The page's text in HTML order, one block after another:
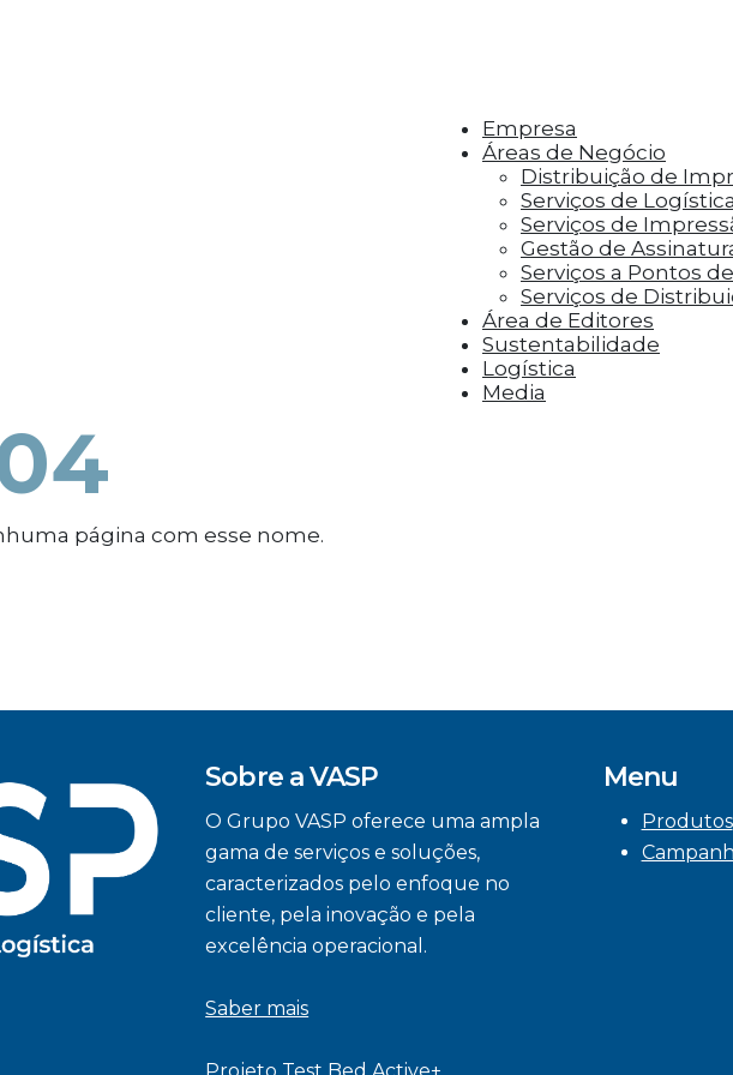
para entregar aos visitantes anúncios personalizados com base
Empresa
Áreas de Negócio
Distribuição de
Serviços de
Serviços de
Gestão de
Serviços a Pontos
Serviços de
Área de Editores
Sustentabilidade
Logística
Media
página com esse nome.
Sobre a VASP
O Grupo VASP oferece uma ampla
gama de serviços e soluções,
caracterizados pelo enfoque no
cliente, pela inovação e pela
excelência operacional.
Saber mais
Menu
Produtos